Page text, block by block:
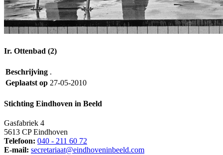
Ir. Ottenbad (2)
Beschrijving .
Geplaatst op 27-05-2010
Stichting Eindhoven in Beeld
Gasfabriek 4
5613 CP Eindhoven
Telefoon: 040 - 211 60 72
E-mail: secretariaat@eindhoveninbeeld.com